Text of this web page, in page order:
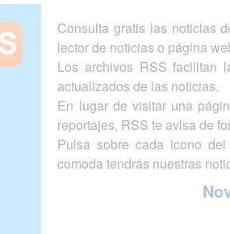
Consulta gratis las noticias
lector de noticias o página
Los archivos RSS facilitan
actualizados de las noticias.
En lugar de visitar una
reportajes, RSS te avisa de
Pulsa sobre cada icono
comoda tendrás nuestras